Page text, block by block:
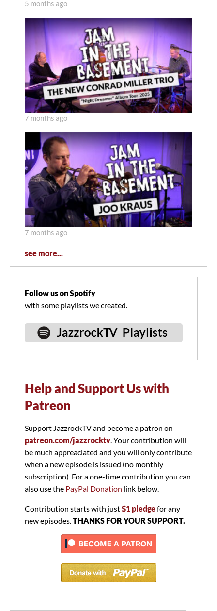
5 months ago
7 months ago
7 months ago
see more...
Follow us on Spotify
with some playlists we created.
Help and Support Us with
Patreon
Support JazzrockTV and become a patron on
patreon.com/jazzrocktv . Your contribution will
be much appreaciated and you will only contribute
when a new episode is issued (no monthly
subscription). For a one-time contribution you can
also use the PayPal Donation link below.
Contribution starts with just$1 pledgefor any
new episodes. THANKS FOR YOUR SUPPORT.